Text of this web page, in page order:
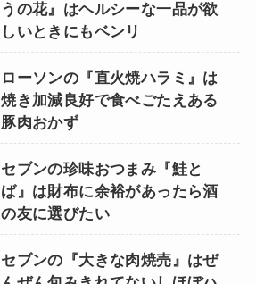
うの花』はヘルシーな一品が欲
しいときにもベンリ
ローソンの『直火焼ハラミ』は
焼き加減良好で食べごたえある
豚肉おかず
セブンの珍味おつまみ『鮭と
ば』は財布に余裕があったら酒
の友に選びたい
セブンの『大きな肉焼売』はぜ